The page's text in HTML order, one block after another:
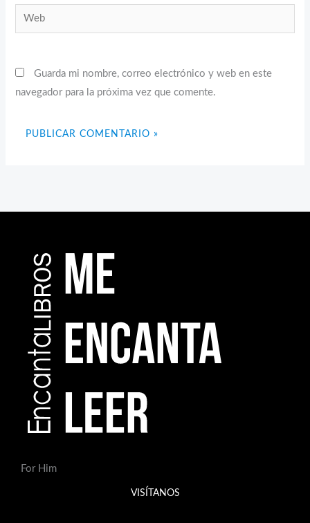
Web
Guarda mi nombre, correo electrónico y web en este
navegador para la próxima vez que comente.
For Him
VISÍTANOS